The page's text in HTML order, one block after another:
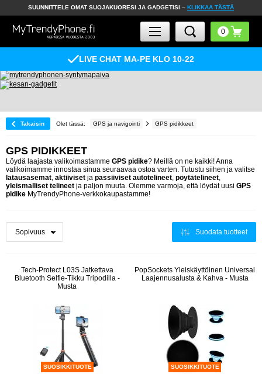
SUUNNITTELE OMAT SUOJAKUORESI JA GADGETISI – KLIKKAA TÄSTÄ
LIVE CHAT MA-PE KLO 10-22
Takaisin Olet tässä: GPS ja navigointi GPS pidikkeet
GPS PIDIKKEET
Löydä laajasta valikoimastamme GPS pidike? Meillä on ne kaikki! Anna
valikoimamme innostaa sinua seuraavaa ostoa varten. Tutustu siihen ja valitse
latausasemat, aktiiviset ja passiiviset autotelineet, pöytätelineet,
yleismalliset telineet ja paljon muuta. Olemme varmoja, että löydät uusi GPS
pidike MyTrendyPhone-verkkokaupastamme!
Suodata tuotteet
Tech-Protect L03S Jatkettava
Bluetooth Selfie-Tikku Tripodilla -
Musta
SUOSIKKITUOTE
PopSockets Yleiskäyttöinen Universal
Laajennusalusta & Kahva - Musta
SUOSIKKITUOTE